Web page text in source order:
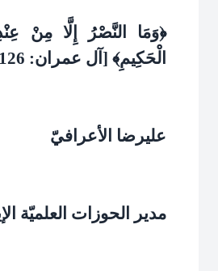
﴿وَمَا النَّصْرُ إِلَّا مِنْ عِنْدِ
الْحَكِيمِ﴾ [آل عمران: 126
عليرضا الأعرافيّ
مدير الحوزات العلميّة